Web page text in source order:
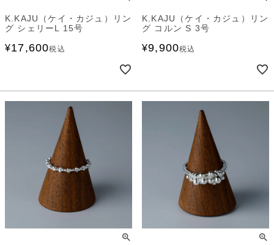
K.KAJU（ケイ・カジュ）リン
グ シェリーL 15号
¥17,600税込
K.KAJU（ケイ・カジュ）リン
グ コルン S 3号
¥9,900税込